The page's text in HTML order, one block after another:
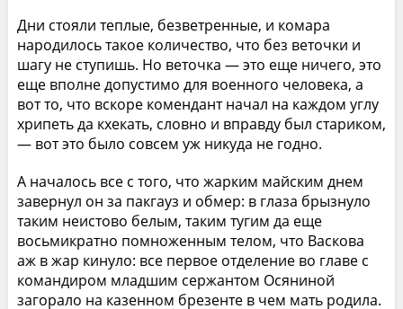
Дни стояли теплые, безветренные, и комара
народилось такое количество, что без веточки и
шагу не ступишь. Но веточка — это еще ничего, это
еще вполне допустимо для военного человека, а
вот то, что вскоре комендант начал на каждом углу
хрипеть да кхекать, словно и вправду был стариком,
— вот это было совсем уж никуда не годно.
А началось все с того, что жарким майским днем
завернул он за пакгауз и обмер: в глаза брызнуло
таким неистово белым, таким тугим да еще
восьмикратно помноженным телом, что Васкова
аж в жар кинуло: все первое отделение во главе с
командиром младшим сержантом Осяниной
загорало на казенном брезенте в чем мать родила.